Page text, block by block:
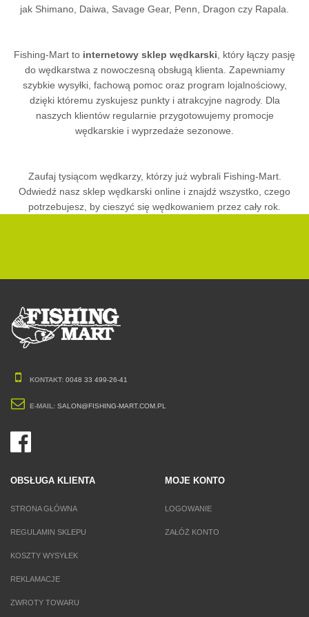
jak Shimano, Daiwa, Savage Gear, Penn, Dragon czy Rapala.
Fishing-Mart to internetowy sklep wędkarski , który łączy pasję
do wędkarstwa z nowoczesną obsługą klienta. Zapewniamy
szybkie wysyłki, fachową pomoc oraz program lojalnościowy,
dzięki któremu zyskujesz punkty i atrakcyjne nagrody. Dla
naszych klientów regularnie przygotowujemy promocje
wędkarskie i wyprzedaże sezonowe.
Zaufaj tysiącom wędkarzy, którzy już wybrali Fishing-Mart.
Odwiedź nasz sklep wędkarski online i znajdź wszystko, czego
potrzebujesz, by cieszyć się wędkowaniem przez cały rok.
KONTAKT: 0048 33 499-26-41
E-MAIL: SALON@FISHING-MART.COM.PL
OBSŁUGA KLIENTA
STRONA GŁÓWNA
REGULAMIN SKLEPU
KOSZTY WYSYŁEK
REKLAMACJE
ZWROTY TOWARU
MOJE KONTO
LOGOWANIE
ZAŁÓŻ KONTO